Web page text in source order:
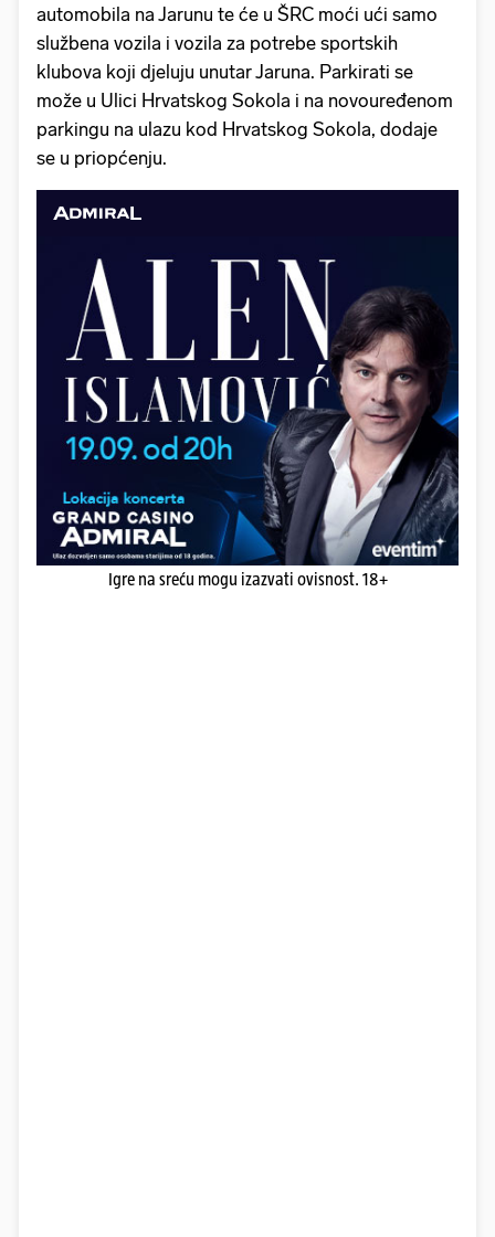
automobila na Jarunu te će u ŠRC moći ući samo
službena vozila i vozila za potrebe sportskih
klubova koji djeluju unutar Jaruna. Parkirati se
može u Ulici Hrvatskog Sokola i na novouređenom
parkingu na ulazu kod Hrvatskog Sokola, dodaje
se u priopćenju.
Igre na sreću mogu izazvati ovisnost. 18+